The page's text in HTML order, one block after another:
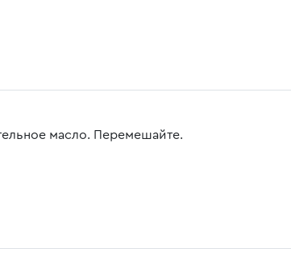
масло. Перемешайте.